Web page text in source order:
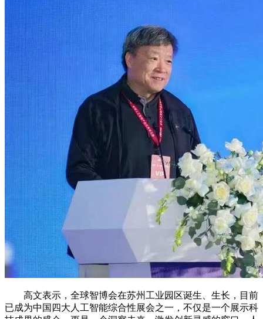
高文表示，全球智博会在苏州工业园区诞生、生长，目前
已成为中国四大人工智能综合性展会之一，不仅是一个展示科